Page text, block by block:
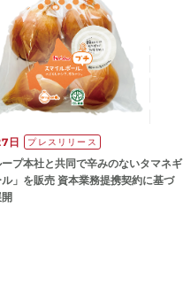
日 プレスリリース
プ本社と共同で辛みのないタマネギ
ル」を販売 資本業務提携契約に基づ